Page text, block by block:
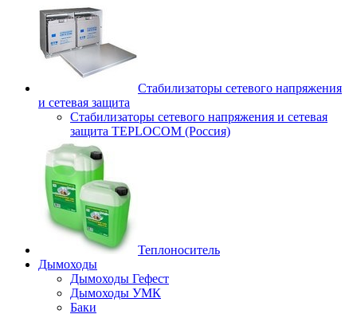
Стабилизаторы сетевого напряжения
и сетевая защита
Стабилизаторы сетевого напряжения и сетевая
защита TEPLOCOM (Россия)
Теплоноситель
Дымоходы
Дымоходы Гефест
Дымоходы УМК
Баки